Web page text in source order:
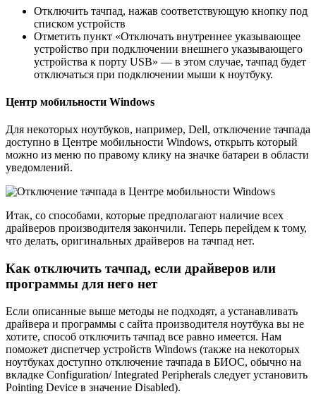
Отключить тачпад, нажав соответствующую кнопку под
списком устройств
Отметить пункт «Отключать внутреннее указывающее
устройство при подключении внешнего указывающего
устройства к порту USB» — в этом случае, тачпад будет
отключаться при подключении мыши к ноутбуку.
Центр мобильности Windows
Для некоторых ноутбуков, например, Dell, отключение тачпада
доступно в Центре мобильности Windows, открыть который
можно из меню по правому клику на значке батареи в области
уведомлений.
Итак, со способами, которые предполагают наличие всех
драйверов производителя закончили. Теперь перейдем к тому,
что делать, оригинальных драйверов на тачпад нет.
Как отключить тачпад, если драйверов или
программы для него нет
Если описанные выше методы не подходят, а устанавливать
драйвера и программы с сайта производителя ноутбука вы не
хотите, способ отключить тачпад все равно имеется. Нам
поможет диспетчер устройств Windows (также на некоторых
ноутбуках доступно отключение тачпада в БИОС, обычно на
вкладке Configuration/ Integrated Peripherals следует установить
Pointing Device в значение Disabled).